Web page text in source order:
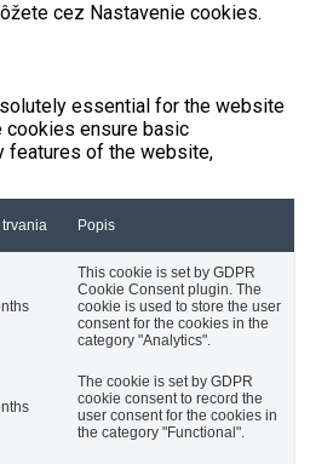
cez Nastavenie cookies.
essential for the website
cookies ensure basic
features of the website,
trvania Popis
This cookie is set by GDPR
Cookie Consent plugin. The
cookie is used to store the user
consent for the cookies in the
category "Analytics".
The cookie is set by GDPR
cookie consent to record the
user consent for the cookies in
the category "Functional".